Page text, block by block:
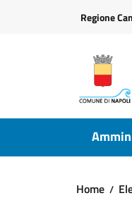
Regione
Home